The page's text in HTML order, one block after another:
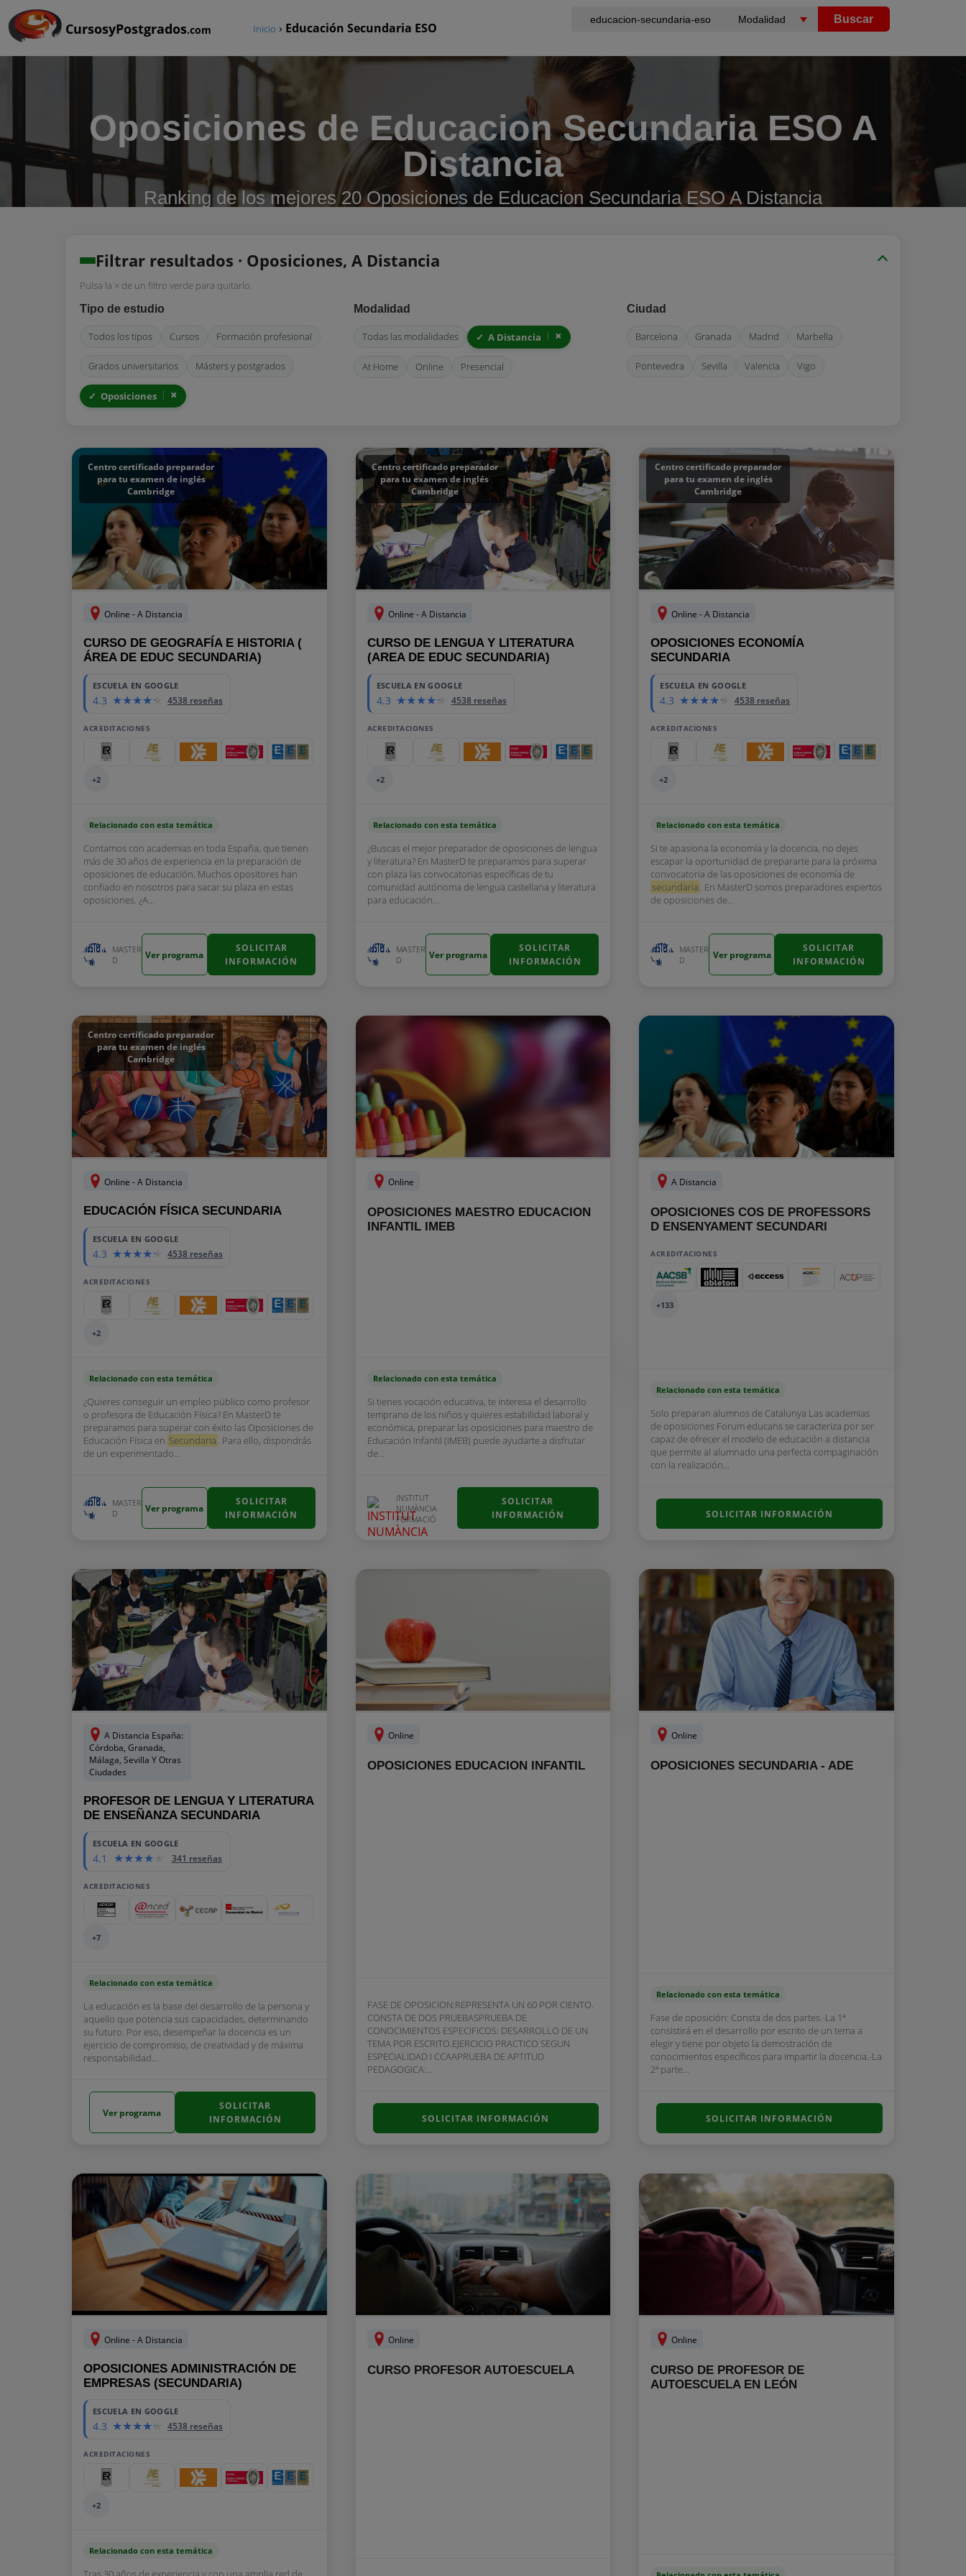
CursosyPostgrados.com
Buscar
Inicio › Educación Secundaria ESO
Oposiciones de Educacion Secundaria ESO A
Distancia
Ranking de los mejores 20 Oposiciones de Educacion Secundaria ESO A Distancia
Filtrar resultados · Oposiciones, A Distancia
Pulsa la × de un filtro verde para quitarlo.
Tipo de estudio
Todos los tipos Cursos Formación profesional
Grados universitarios Másters y postgrados
Oposiciones
Modalidad
Todas las modalidades A Distancia
At Home Online Presencial
Ciudad
Barcelona Granada Madrid Marbella
Pontevedra Sevilla Valencia Vigo
Centro certificado preparador
para tu examen de inglés
Cambridge
Online - A Distancia
CURSO DE GEOGRAFÍA E HISTORIA (
ÁREA DE EDUC SECUNDARIA)
ESCUELA EN GOOGLE
4.3 4538 reseñas
ACREDITACIONES
+2
Relacionado con esta temática
Contamos con academias en toda España, que tienen
más de 30 años de experiencia en la preparación de
oposiciones de educación. Muchos opositores han
confiado en nosotros para sacar su plaza en estas
oposiciones. ¿A...
MASTER
D
Ver programa
SOLICITAR
INFORMACIÓN
Centro certificado preparador
para tu examen de inglés
Cambridge
Online - A Distancia
CURSO DE LENGUA Y LITERATURA
(AREA DE EDUC SECUNDARIA)
ESCUELA EN GOOGLE
4.3 4538 reseñas
ACREDITACIONES
+2
Relacionado con esta temática
¿Buscas el mejor preparador de oposiciones de lengua
y literatura? En MasterD te preparamos para superar
con plaza las convocatorias específicas de tu
comunidad autónoma de lengua castellana y literatura
para educación...
MASTER
D
Ver programa
SOLICITAR
INFORMACIÓN
Centro certificado preparador
para tu examen de inglés
Cambridge
Online - A Distancia
OPOSICIONES ECONOMÍA
SECUNDARIA
ESCUELA EN GOOGLE
4.3 4538 reseñas
ACREDITACIONES
+2
Relacionado con esta temática
Si te apasiona la economía y la docencia, no dejes
escapar la oportunidad de prepararte para la próxima
convocatoria de las oposiciones de economía de
secundaria . En MasterD somos preparadores expertos
de oposiciones de...
MASTER
D
Ver programa
SOLICITAR
INFORMACIÓN
Centro certificado preparador
para tu examen de inglés
Cambridge
Online - A Distancia
EDUCACIÓN FÍSICA SECUNDARIA
600
ESCUELA EN GOOGLE
4.3 4538 reseñas
ACREDITACIONES
+2
Relacionado con esta temática
¿Quieres conseguir un empleo público como profesor
o profesora de Educación Física? En MasterD te
preparamos para superar con éxito las Oposiciones de
Educación Física en Secundaria . Para ello, dispondrás
de un experimentado...
MASTER
D
Ver programa
SOLICITAR
INFORMACIÓN
Online
OPOSICIONES MAESTRO EDUCACION
INFANTIL IMEB
Relacionado con esta temática
Si tienes vocación educativa, te interesa el desarrollo
temprano de los niños y quieres estabilidad laboral y
económica, preparar las oposiciones para maestro de
Educación Infantil (IMEB) puede ayudarte a disfrutar
de...
INSTITUT
NUMÀNCIA
FORMACIÓ
SOLICITAR
INFORMACIÓN
A Distancia
OPOSICIONES COS DE PROFESSORS
D ENSENYAMENT SECUNDARI
ACREDITACIONES
+133
Relacionado con esta temática
Solo preparan alumnos de Catalunya Las academias
de oposiciones Forum educans se caracteriza por ser
capaz de ofrecer el modelo de educación a distancia
que permite al alumnado una perfecta compaginación
con la realización...
SOLICITAR INFORMACIÓN
A Distancia España:
Córdoba, Granada,
Málaga, Sevilla Y Otras
Ciudades
PROFESOR DE LENGUA Y LITERATURA
DE ENSEÑANZA SECUNDARIA
ESCUELA EN GOOGLE
4.1 341 reseñas
ACREDITACIONES
+7
Relacionado con esta temática
La educación es la base del desarrollo de la persona y
aquello que potencia sus capacidades, determinando
su futuro. Por eso, desempeñar la docencia es un
ejercicio de compromiso, de creatividad y de máxima
responsabilidad...
Ver programa
SOLICITAR
INFORMACIÓN
Online
OPOSICIONES EDUCACION INFANTIL
FASE DE OPOSICION:REPRESENTA UN 60 POR CIENTO.
CONSTA DE DOS PRUEBASPRUEBA DE
CONOCIMIENTOS ESPECIFICOS: DESARROLLO DE UN
TEMA POR ESCRITO.EJERCICIO PRACTICO SEGUN
ESPECIALIDAD I CCAAPRUEBA DE APTITUD
PEDAGOGICA:...
SOLICITAR INFORMACIÓN
Online
OPOSICIONES SECUNDARIA - ADE
Relacionado con esta temática
Fase de oposición: Consta de dos partes.-La 1ª
consistirá en el desarrollo por escrito de un tema a
elegir y tiene por objeto la demostración de
conocimientos específicos para impartir la docencia.-La
2ª parte...
SOLICITAR INFORMACIÓN
Online - A Distancia
OPOSICIONES ADMINISTRACIÓN DE
EMPRESAS (SECUNDARIA)
ESCUELA EN GOOGLE
4.3 4538 reseñas
ACREDITACIONES
+2
Relacionado con esta temática
Online
CURSO PROFESOR AUTOESCUELA
Online
CURSO DE PROFESOR DE
AUTOESCUELA EN LEÓN